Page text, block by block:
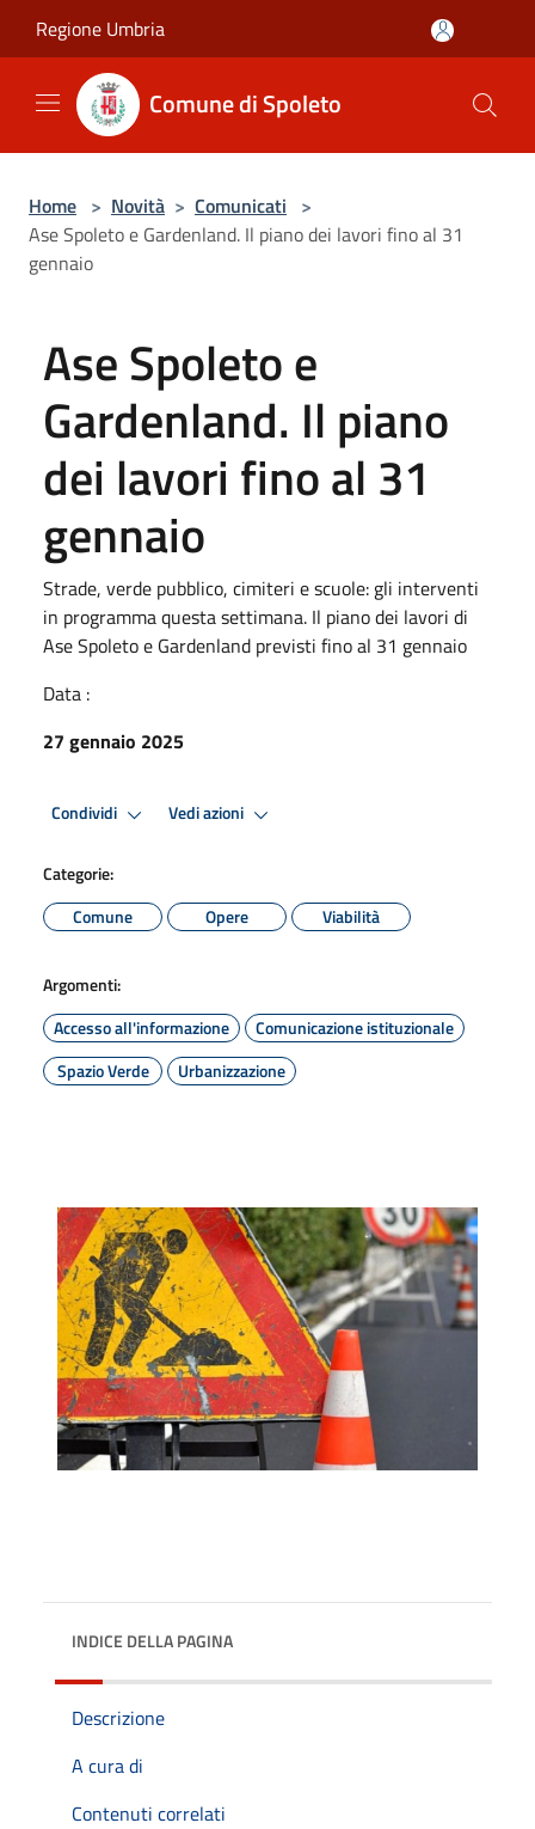
Regione Umbria
Comune di Spoleto
Home > Novità > Comunicati >
Ase Spoleto e Gardenland. Il piano dei lavori fino al 31
gennaio
Ase Spoleto e
Gardenland. Il piano
dei lavori fino al 31
gennaio
Strade, verde pubblico, cimiteri e scuole: gli interventi
in programma questa settimana. Il piano dei lavori di
Ase Spoleto e Gardenland previsti fino al 31 gennaio
Data :
27 gennaio 2025
Condividi Vedi azioni
Categorie:
Comune
Opere Viabilità
Argomenti:
Accesso all'informazione
Comunicazione istituzionale
Spazio Verde
Urbanizzazione
INDICE DELLA PAGINA
Descrizione
A cura di
Contenuti correlati